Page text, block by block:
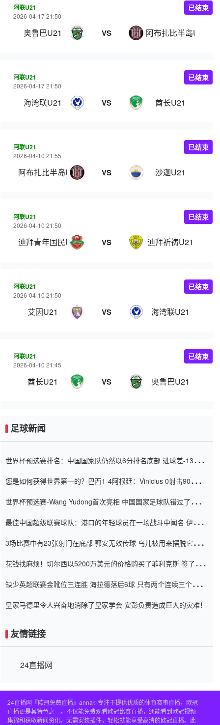
阿联U21
2026-04-17 21:50
奥鲁巴U21 VS 阿布扎比半岛U21
已结束
阿联U21
2026-04-17 21:50
海湾联U21 VS 酋长U21
已结束
阿联U21
2026-04-10 21:55
阿布扎比半岛U21 VS 沙迦U21
已结束
阿联U21
2026-04-10 21:50
迪拜青年国民U21 VS 迪拜祈祷U21
已结束
阿联U21
2026-04-10 21:50
艾因U21 VS 海湾联U21
已结束
阿联U21
2026-04-10 21:45
酋长U21 VS 奥鲁巴U21
已结束
足球新闻
世界杯预选赛排名：中国国家队仍然以6分排名底部 进球差-13令人
您是如何获得世界第一的？巴西1-4阿根廷：Vinicius 0射击90分钟
世界杯预选赛-Wang Yudong首次亮相 中国国家足球队错过了世界
最佳中国超级联赛球队：港口的年轻球员在一场战斗中闻名 伊万放
3场比赛中有23张射门在底部 郭安无效传球 鸟儿被用来摆脱它
花钱找麻烦！切尔西以5200万美元的价格购买了菲利克斯 签了7年
缺少英超联赛金靴位三连胜 海拉德落后6球 只有两个连续三个连续
皇家马德里令人兴奋地消除了皇家学会 安彭负责造成巨大的灾难！
友情链接
24直播网
24直播网『欧冠免费直播』anna✨专注于提供优质的体育赛事直播，欧冠
直播更是其特色之一。不仅能免费观看欧冠比赛直播，还能看到欧冠视频
集锦和获取新闻资讯。无需安装插件，轻松就能享受高清的欧冠直播。此